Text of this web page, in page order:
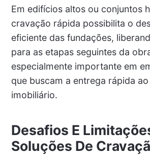
Em edifícios altos ou conjuntos
cravação rápida possibilita o
eficiente das fundações,
para as etapas seguintes da
especialmente importante em
que buscam a entrega rápida
imobiliário.
Desafios E
Soluções De